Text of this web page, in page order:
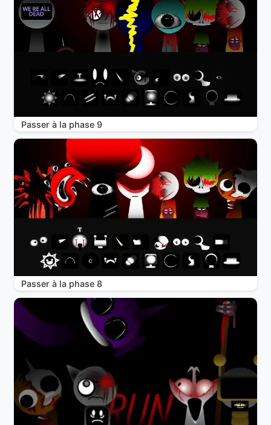
Passer à la phase 9
Passer à la phase 8